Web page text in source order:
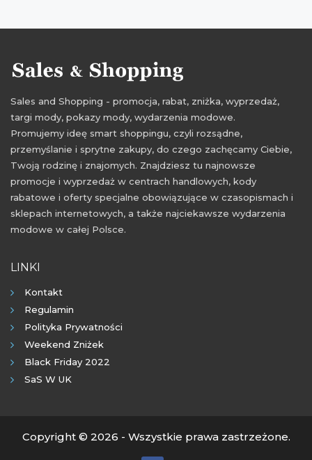
Sales and Shopping - promocja, rabat, zniżka, wyprzedaż,
targi mody, pokazy mody, wydarzenia modowe.
Promujemy ideę smart shoppingu, czyli rozsądne,
przemyślanie i sprytne zakupy, do czego zachęcamy Ciebie,
Twoją rodzinę i znajomych. Znajdziesz tu najnowsze
promocje i wyprzedaż w centrach handlowych, kody
rabatowe i oferty specjalne obowiązujące w czasopismach i
sklepach internetowych, a także najciekawsze wydarzenia
modowe w całej Polsce.
LINKI
Kontakt
Regulamin
Polityka Prywatności
Weekend Zniżek
Black Friday 2022
SaS W UK
Copyright © 2026 - Wszystkie prawa zastrzeżone.